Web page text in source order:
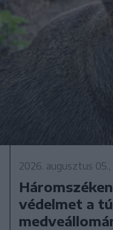
2026. augusztus
védelmet a